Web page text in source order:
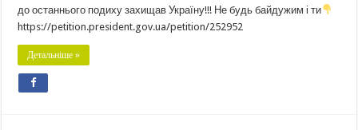
до останнього подиху захищав Україну!!! Не будь байдужим і ти
https://petition.president.gov.ua/petition/252952
Детальніше »